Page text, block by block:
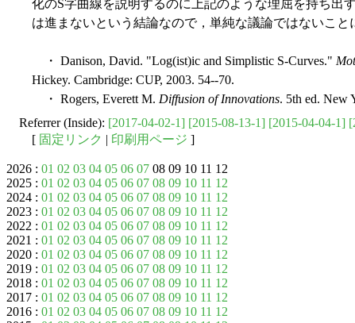
化のS字曲線を説明するのに上記のような理屈を持ち出
は進まないという結論なので，単純な議論ではないこと
・ Danison, David. "Log(ist)ic and Simplistic S-Curves."
Hickey. Cambridge: CUP, 2003. 54--70.
・ Rogers, Everett M. Diffusion of Innovations. 5th ed. New
Referrer (Inside): [2017-04-02-1] [2015-08-13-1] [2015-04-04-1]
[ 固定リンク | 印刷用ページ ]
2026 : 01 02 03 04 05 06 07 08 09 10 11 12
2025 : 01 02 03 04 05 06 07 08 09 10 11 12
2024 : 01 02 03 04 05 06 07 08 09 10 11 12
2023 : 01 02 03 04 05 06 07 08 09 10 11 12
2022 : 01 02 03 04 05 06 07 08 09 10 11 12
2021 : 01 02 03 04 05 06 07 08 09 10 11 12
2020 : 01 02 03 04 05 06 07 08 09 10 11 12
2019 : 01 02 03 04 05 06 07 08 09 10 11 12
2018 : 01 02 03 04 05 06 07 08 09 10 11 12
2017 : 01 02 03 04 05 06 07 08 09 10 11 12
2016 : 01 02 03 04 05 06 07 08 09 10 11 12